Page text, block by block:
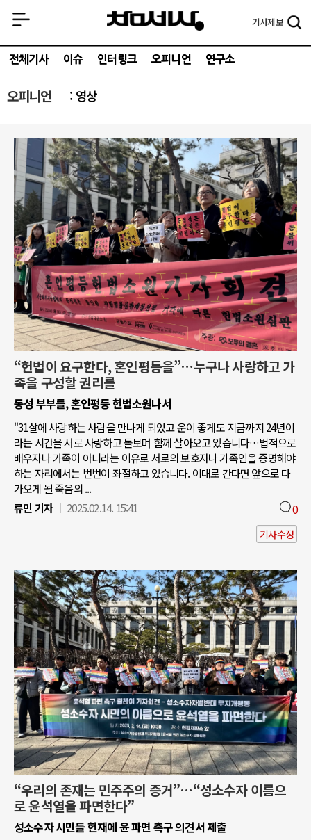
기사제보
전체기사 이슈 인터링크 오피니언 연구소
오피니언 영상
“헌법이 요구한다, 혼인평등을”…누구나 사랑하고 가
족을 구성할 권리를
동성 부부들, 혼인평등 헌법소원나서
"31살에 사랑하는 사람을 만나게 되었고 운이 좋게도 지금까지 24년이
라는 시간을 서로 사랑하고 돌보며 함께 살아오고 있습니다…법적으로
배우자나 가족이 아니라는 이유로 서로의 보호자나 가족임을 증명해야
하는 자리에서는 번번이 좌절하고 있습니다. 이대로 간다면 앞으로 다
가오게 될 죽음의 ...
류민 기자
2025.02.14. 15:41 0
기사수정
“우리의 존재는 민주주의 증거”…“성소수자 이름으
로 윤석열을 파면한다”
성소수자 시민들 헌재에 윤 파면 촉구 의견서 제출